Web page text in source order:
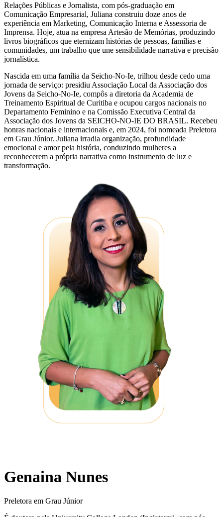
Relações Públicas e Jornalista, com pós-graduação em
Comunicação Empresarial, Juliana construiu doze anos de
experiência em Marketing, Comunicação Interna e Assessoria de
Imprensa. Hoje, atua na empresa Artesão de Memórias, produzindo
livros biográficos que eternizam histórias de pessoas, famílias e
comunidades, um trabalho que une sensibilidade narrativa e precisão
jornalística.
Nascida em uma família da Seicho-No-Ie, trilhou desde cedo uma
jornada de serviço: presidiu Associação Local da Associação dos
Jovens da Seicho-No-Ie, compôs a diretoria da Academia de
Treinamento Espiritual de Curitiba e ocupou cargos nacionais no
Departamento Feminino e na Comissão Executiva Central da
Associação dos Jovens da SEICHO-NO-IE DO BRASIL. Recebeu
honras nacionais e internacionais e, em 2024, foi nomeada Preletora
em Grau Júnior. Juliana irradia organização, profundidade
emocional e amor pela história, conduzindo mulheres a
reconhecerem a própria narrativa como instrumento de luz e
transformação.
Genaina Nunes
Preletora em Grau Júnior